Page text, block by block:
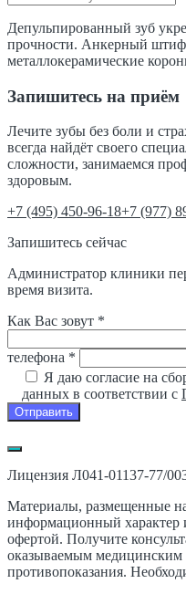
Депульпированный зуб
прочности. Анкерный
металлокерамические
Запишитесь на приём
Лечите зубы без боли и
всегда найдёт своего
сложности, занимаемся
здоровым.
‎+7 (495) 450-96-18+7 (977)
Запишитесь сейчас
Администратор клиники
время визита.
Как Вас зовут *
телефона *
Я даю согласие на
данных в соответствии с
Лицензия Л041-01137-77/
Материалы, размещенные
информационный характер
офертой. Получите
оказываемым медицинским
противопоказания.